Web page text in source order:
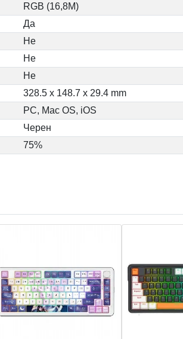
RGB (16,8M)
Да
Не
Не
Не
328.5 x 148.7 x 29.4 mm
PC, Mac OS, iOS
Черен
75%